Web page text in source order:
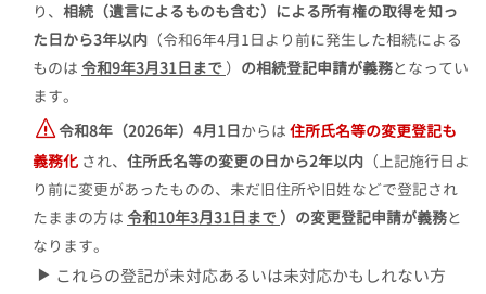
り、 相続（遺言によるものも含む）による所有権の取得を知っ
た日から3年以内 （令和6年4月1日より前に発生した相続による
ものは 令和9年3月31日まで ） の相続登記申請が義務となってい
ます。
令和8年（2026年）4月1日からは 住所氏名等の変更登記も
義務化 され、 住所氏名等の変更の日から2年以内 （上記施行日よ
り前に変更があったものの、未だ旧住所や旧姓などで登記され
たままの方は 令和10年3月31日まで ）の変更登記申請が義務と
なります。
これらの登記が未対応あるいは未対応かもしれない方